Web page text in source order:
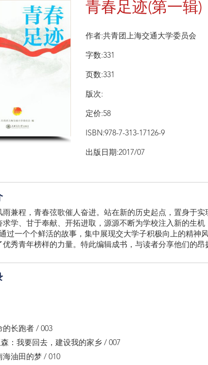
青春足迹(第一辑)
作者:共青团上海交通大学委员会
字数:331
页数:331
版次:
定价:58
ISBN:978-7-313-17126-9
出版日期:2017/07
雨兼程，青春弦歌催人奋进。站在新的历史起点，置身于
求学、甘于奉献、开拓进取，源源不断为学校注入新的生
过一个个鲜活的故事，集中展现交大学子积极向上的精神
优秀青年榜样的力量。特此编辑成书，与读者分享他们的昂
的长跑者 / 003
森：我要回去，建设我的家乡 / 007
海油田的梦 / 010